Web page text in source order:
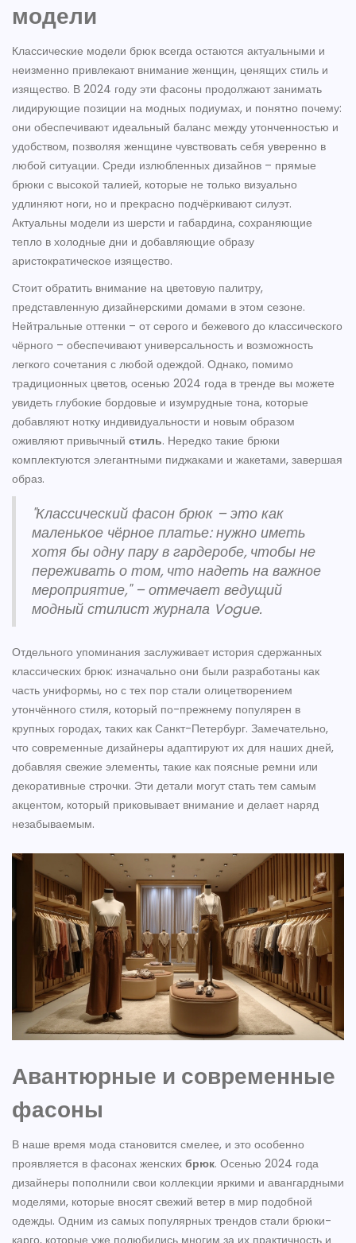
модели
Классические модели брюк всегда остаются актуальными и
неизменно привлекают внимание женщин, ценящих стиль и
изящество. В 2024 году эти фасоны продолжают занимать
лидирующие позиции на модных подиумах, и понятно почему:
они обеспечивают идеальный баланс между утонченностью и
удобством, позволяя женщине чувствовать себя уверенно в
любой ситуации. Среди излюбленных дизайнов – прямые
брюки с высокой талией, которые не только визуально
удлиняют ноги, но и прекрасно подчёркивают силуэт.
Актуальны модели из шерсти и габардина, сохраняющие
тепло в холодные дни и добавляющие образу
аристократическое изящество.
Стоит обратить внимание на цветовую палитру,
представленную дизайнерскими домами в этом сезоне.
Нейтральные оттенки – от серого и бежевого до классического
чёрного – обеспечивают универсальность и возможность
легкого сочетания с любой одеждой. Однако, помимо
традиционных цветов, осенью 2024 года в тренде вы можете
увидеть глубокие бордовые и изумрудные тона, которые
добавляют нотку индивидуальности и новым образом
оживляют привычный стиль. Нередко такие брюки
комплектуются элегантными пиджаками и жакетами, завершая
образ.
"Классический фасон брюк – это как
маленькое чёрное платье: нужно иметь
хотя бы одну пару в гардеробе, чтобы не
переживать о том, что надеть на важное
мероприятие," – отмечает ведущий
модный стилист журнала Vogue.
Отдельного упоминания заслуживает история сдержанных
классических брюк: изначально они были разработаны как
часть униформы, но с тех пор стали олицетворением
утончённого стиля, который по-прежнему популярен в
крупных городах, таких как Санкт-Петербург. Замечательно,
что современные дизайнеры адаптируют их для наших дней,
добавляя свежие элементы, такие как поясные ремни или
декоративные строчки. Эти детали могут стать тем самым
акцентом, который приковывает внимание и делает наряд
незабываемым.
Авантюрные и современные
фасоны
В наше время мода становится смелее, и это особенно
проявляется в фасонах женских брюк. Осенью 2024 года
дизайнеры пополнили свои коллекции яркими и авангардными
моделями, которые вносят свежий ветер в мир подобной
одежды. Одним из самых популярных трендов стали брюки-